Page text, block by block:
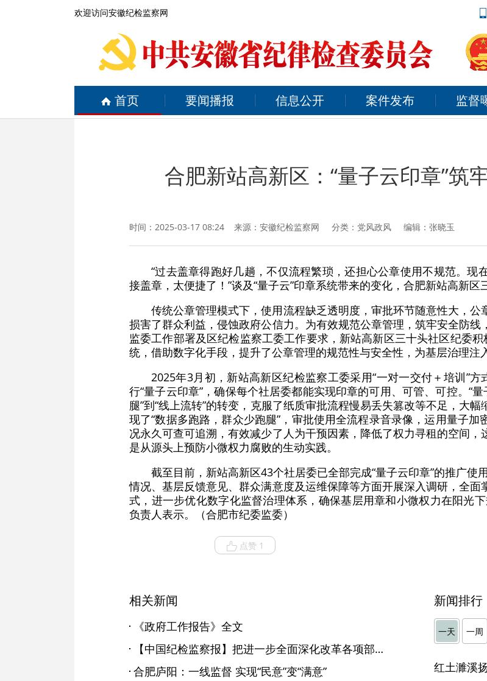
欢迎访问安徽纪检监察网
首页 要闻播报 信息公开 案件发布 监督
合肥新站高新区：“量子云印章”筑
时间：2025-03-17 08:24 来源： 安徽纪检监察网 分类：党风政风 编辑：张晓玉
“过去盖章得跑好几趟，不仅流程繁琐，还担心公章使用不规范。现
接盖章，太便捷了！”谈及“量子云”印章系统带来的变化，合肥新站高新区
传统公章管理模式下，使用流程缺乏透明度，审批环节随意性大，
损害了群众利益，侵蚀政府公信力。为有效规范公章管理，筑牢安全防
监委工作部署及区纪检监察工委工作要求，新站高新区三十头社区纪委
统，借助数字化手段，提升了公章管理的规范性与安全性，为基层治理注
2025年3月初，新站高新区纪检监察工委采用“一对一交付＋培训”
行“量子云印章”，确保每个社居委都能实现印章的可用、可管、可控。“
腿”到“线上流转”的转变，克服了纸质审批流程慢易丢失篡改等不足，大
现了“数据多跑路，群众少跑腿”，审批使用全流程录音录像，运用量子
况永久可查可追溯，有效减少了人为干预因素，降低了权力寻租的空间
是从源头上预防小微权力腐败的生动实践。
截至目前，新站高新区43个社居委已全部完成“量子云印章”的推广使
情况、基层反馈意见、群众满意度及运维保障等方面开展深入调研，全
式，进一步优化数字化监督治理体系，确保基层用章和小微权力在阳光
负责人表示。（合肥市纪委监委）
点赞 1
相关新闻
《政府工作报告》全文
【中国纪检监察报】把进一步全面深化改革各项部署落到实处
合肥庐阳：一线监督 实现“民意”变“满意”
新闻排行
一天 一周